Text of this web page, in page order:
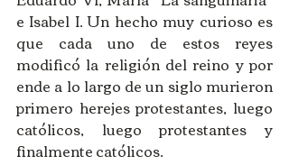
e Isabel I. Un hecho muy curioso es
que cada uno de estos reyes
modificó la religión del reino y por
ende a lo largo de un siglo murieron
primero herejes protestantes, luego
católicos, luego protestantes y
finalmente católicos.